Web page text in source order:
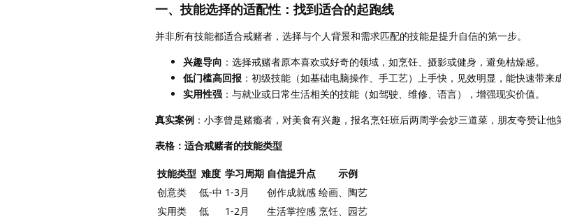
一、技能选择的适配性：找到适合的起跑线
并非所有技能都适合戒赌者，选择与个人背景和需求匹配的技能是提升自信的第一步。
兴趣导向 ：选择戒赌者原本喜欢或好奇的领域，如烹饪、摄影或健身，避免枯燥感。
低门槛高回报 ：初级技能（如基础电脑操作、手工艺）上手快，见效明显，能快速带来
实用性强 ：与就业或日常生活相关的技能（如驾驶、维修、语言），增强现实价值。
真实案例 ：小李曾是赌瘾者，对美食有兴趣，报名烹饪班后两周学会炒三道菜，朋友夸赞让他
表格：适合戒赌者的技能类型
技能类型 难度 学习周期 自信提升点
示例
创意类
低-中 1-3月 创作成就感 绘画、陶艺
实用类
低 1-2月 生活掌控感 烹饪、园艺